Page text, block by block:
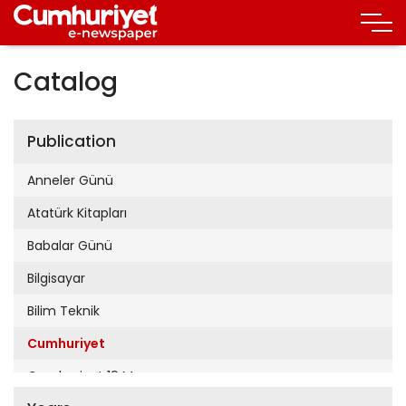
Catalog
Publication
Anneler Günü
Atatürk Kitapları
Babalar Günü
Bilgisayar
Bilim Teknik
Cumhuriyet
Cumhuriyet 19 Mayıs